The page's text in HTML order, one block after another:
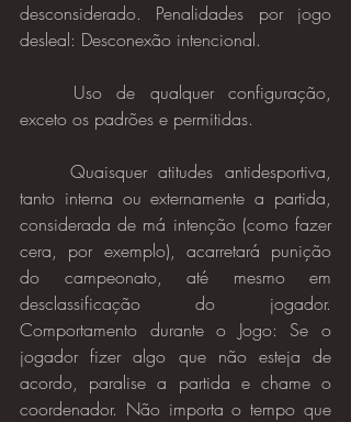
desconsiderado. Penalidades por jogo
desleal: Desconexão intencional.
Uso de qualquer configuração,
exceto os padrões e permitidas.
Quaisquer atitudes antidesportiva,
tanto interna ou externamente a partida,
considerada de má intenção (como fazer
cera, por exemplo), acarretará punição
do campeonato, até mesmo em
desclassificação do jogador.
Comportamento durante o Jogo: Se o
jogador fizer algo que não esteja de
acordo, paralise a partida e chame o
coordenador. Não importa o tempo que